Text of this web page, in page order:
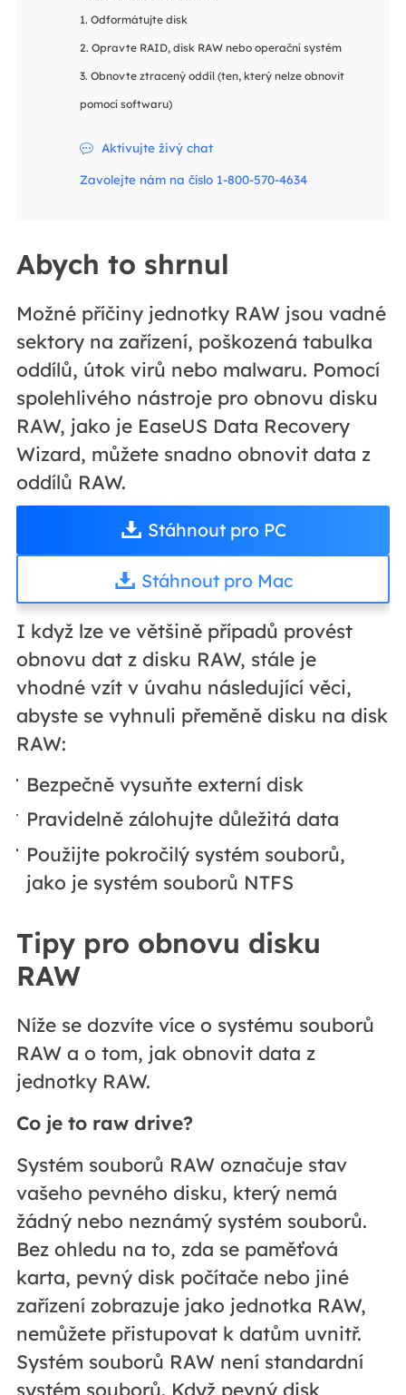
1. Odformátujte disk
2. Opravte RAID, disk RAW nebo operační systém
3. Obnovte ztracený oddíl (ten, který nelze obnovit
pomocí softwaru)
 Aktivujte živý chat
Zavolejte nám na číslo 1-800-570-4634
Abych to shrnul
Možné příčiny jednotky RAW jsou vadné
sektory na zařízení, poškozená tabulka
oddílů, útok virů nebo malwaru. Pomocí
spolehlivého nástroje pro obnovu disku
RAW, jako je EaseUS Data Recovery
Wizard, můžete snadno obnovit data z
oddílů RAW.
Stáhnout pro PC
Stáhnout pro Mac
I když lze ve většině případů provést
obnovu dat z disku RAW, stále je
vhodné vzít v úvahu následující věci,
abyste se vyhnuli přeměně disku na disk
RAW:
Bezpečně vysuňte externí disk
Pravidelně zálohujte důležitá data
Použijte pokročilý systém souborů,
jako je systém souborů NTFS
Tipy pro obnovu disku
RAW
Níže se dozvíte více o systému souborů
RAW a o tom, jak obnovit data z
jednotky RAW.
Co je to raw drive?
Systém souborů RAW označuje stav
vašeho pevného disku, který nemá
žádný nebo neznámý systém souborů.
Bez ohledu na to, zda se paměťová
karta, pevný disk počítače nebo jiné
zařízení zobrazuje jako jednotka RAW,
nemůžete přistupovat k datům uvnitř.
Systém souborů RAW není standardní
systém souborů. Když pevný disk